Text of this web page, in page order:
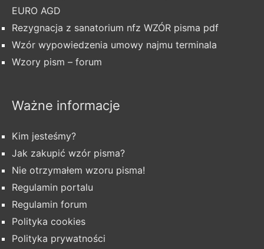
EURO AGD
Rezygnacja z sanatorium nfz WZÓR pisma pdf
Wzór wypowiedzenia umowy najmu terminala
Wzory pism – forum
Ważne informacje
Kim jesteśmy?
Jak zakupić wzór pisma?
Nie otrzymałem wzoru pisma!
Regulamin portalu
Regulamin forum
Polityka cookies
Polityka prywatności